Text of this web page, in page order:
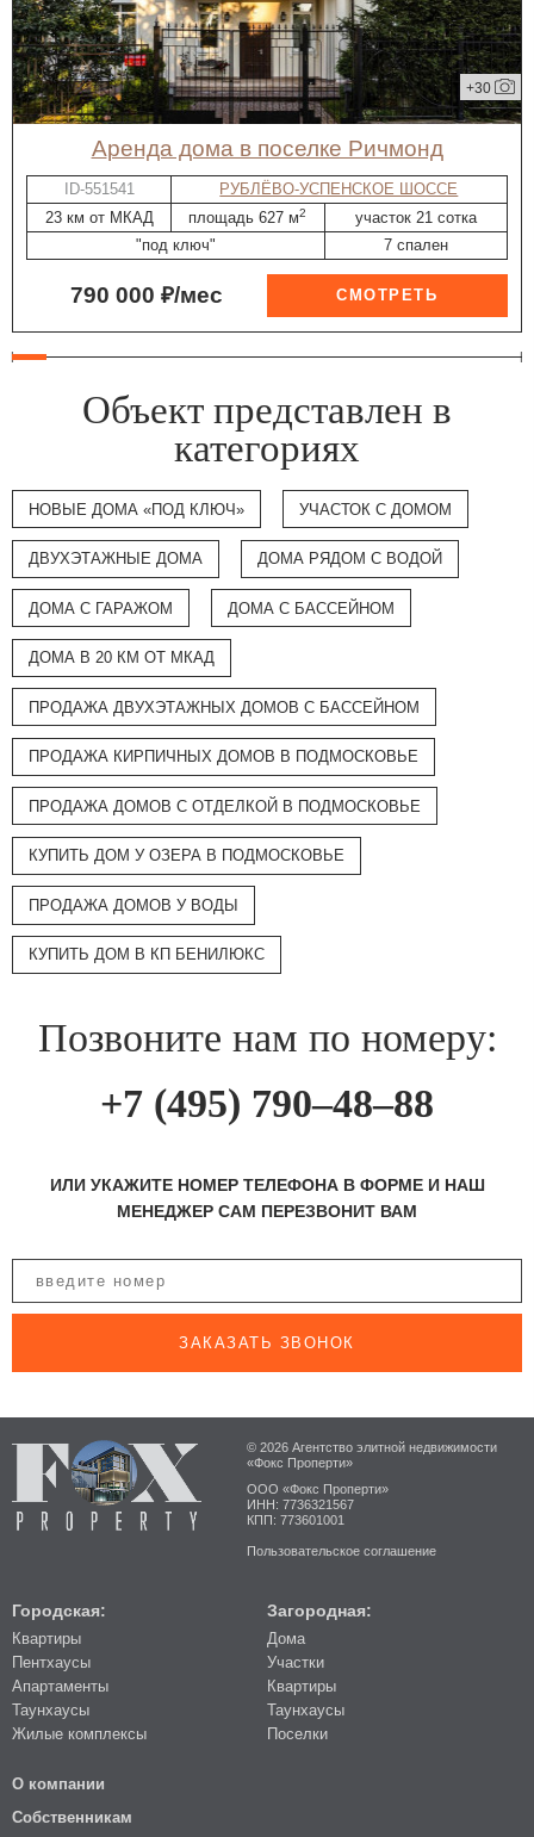
+30
Аренда дома в поселке Ричмонд
ID-551541
РУБЛЁВО-УСПЕНСКОЕ ШОССЕ
23 км от МКАД
площадь 627 м2
участок 21 сотка
"под ключ"
7 спален
790 000 ₽/мес
Объект представлен в
категориях
НОВЫЕ ДОМА «ПОД КЛЮЧ» УЧАСТОК С ДОМОМ
ДВУХЭТАЖНЫЕ ДОМА ДОМА РЯДОМ С ВОДОЙ
ДОМА С ГАРАЖОМ ДОМА С БАССЕЙНОМ
ДОМА В 20 КМ ОТ МКАД
ПРОДАЖА ДВУХЭТАЖНЫХ ДОМОВ С БАССЕЙНОМ
ПРОДАЖА КИРПИЧНЫХ ДОМОВ В ПОДМОСКОВЬЕ
ПРОДАЖА ДОМОВ С ОТДЕЛКОЙ В ПОДМОСКОВЬЕ
КУПИТЬ ДОМ У ОЗЕРА В ПОДМОСКОВЬЕ
ПРОДАЖА ДОМОВ У ВОДЫ
КУПИТЬ ДОМ В КП БЕНИЛЮКС
Позвоните нам по номеру:
+7 (495) 790–48–88
ИЛИ УКАЖИТЕ НОМЕР ТЕЛЕФОНА В ФОРМЕ И НАШ
МЕНЕДЖЕР САМ ПЕРЕЗВОНИТ ВАМ
ЗАКАЗАТЬ ЗВОНОК
© 2026 Агентство элитной недвижимости
«Фокс Проперти»
ООО «Фокс Проперти»
ИНН: 7736321567
КПП: 773601001
Пользовательское соглашение
Городская:
Квартиры
Пентхаусы
Апартаменты
Таунхаусы
Жилые комплексы
Загородная:
Дома
Участки
Квартиры
Таунхаусы
Поселки
О компании
Собственникам